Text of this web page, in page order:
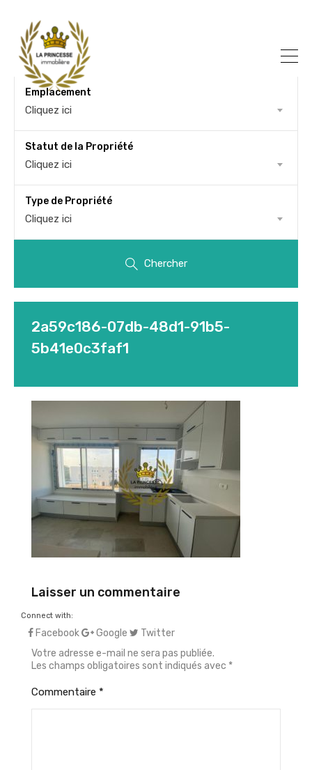
Emplacement
Cliquez ici
Statut de la Propriété
Cliquez ici
Type de Propriété
Cliquez ici
Chercher
2a59c186-07db-48d1-91b5-
5b41e0c3faf1
Laisser un commentaire
Connect with:
Facebook Google
Twitter
Votre adresse e-mail ne sera pas publiée.
Les champs obligatoires sont indiqués avec *
Commentaire *